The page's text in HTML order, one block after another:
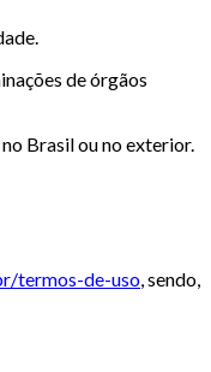
de órgãos
Brasil ou no exterior.
termos-de-uso, sendo,